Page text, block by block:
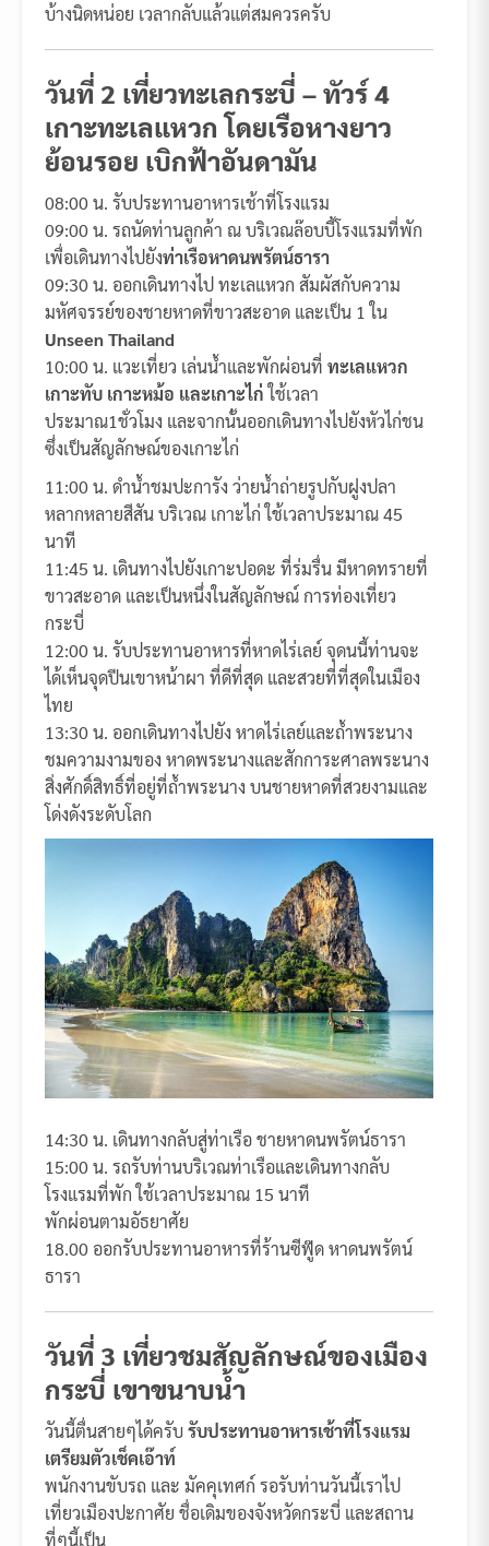
บ้างนิดหน่อย เวลากลับแล้วแต่สมควรครับ
วันที่ 2 เที่ยวทะเลกระบี่ – ทัวร์ 4
เกาะทะเลแหวก โดยเรือหางยาว
ย้อนรอย เบิกฟ้าอันดามัน
08:00 น. รับประทานอาหารเช้าที่โรงแรม
09:00 น. รถนัดท่านลูกค้า ณ บริเวณล๊อบบี้โรงแรมที่พัก
เพื่อเดินทางไปยังท่าเรือหาดนพรัตน์ธารา
09:30 น. ออกเดินทางไป ทะเลแหวก สัมผัสกับความ
มหัศจรรย์ของชายหาดที่ขาวสะอาด และเป็น 1 ใน
Unseen Thailand
10:00 น. แวะเที่ยว เล่นน้ำและพักผ่อนที่ ทะเลแหวก
เกาะทับ เกาะหม้อ และเกาะไก่ใช้เวลา
ประมาณ1ชั่วโมง และจากนั้นออกเดินทางไปยังหัวไก่ชน
ซึ่งเป็นสัญลักษณ์ของเกาะไก่
11:00 น. ดำน้ำชมปะการัง ว่ายน้ำถ่ายรูปกับฝูงปลา
หลากหลายสีสัน บริเวณ เกาะไก่ ใช้เวลาประมาณ 45
นาที
11:45 น. เดินทางไปยังเกาะปอดะ ที่ร่มรื่น มีหาดทรายที่
ขาวสะอาด และเป็นหนึ่งในสัญลักษณ์ การท่องเที่ยว
กระบี่
12:00 น. รับประทานอาหารที่หาดไร่เลย์ จุดนนี้ท่านจะ
ได้เห็นจุดปีนเขาหน้าผา ที่ดีที่สุด และสวยที่ที่สุดในเมือง
ไทย
13:30 น. ออกเดินทางไปยัง หาดไร่เลย์และถ้ำพระนาง
ชมความงามของ หาดพระนางและสักการะศาลพระนาง
สิ่งศักดิ์สิทธิ์ที่อยู่ที่ถ้ำพระนาง บนชายหาดที่สวยงามและ
โด่งดังระดับโลก
14:30 น. เดินทางกลับสู่ท่าเรือ ชายหาดนพรัตน์ธารา
15:00 น. รถรับท่านบริเวณท่าเรือและเดินทางกลับ
โรงแรมที่พัก ใช้เวลาประมาณ 15 นาที
พักผ่อนตามอัธยาศัย
18.00 ออกรับประทานอาหารที่ร้านซีฟู๊ด หาดนพรัตน์
ธารา
วันที่ 3 เที่ยวชมสัญลักษณ์ของเมือง
กระบี่ เขาขนาบน้ำ
วันนี้ตื่นสายๆได้ครับรับประทานอาหารเช้าที่โรงแรม
เตรียมตัวเช็คเอ๊าท์
พนักงานขับรถ และ มัคคุเทศก์ รอรับท่านวันนี้เราไป
เที่ยวเมืองปะกาศัย ชื่อเดิมของจังหวัดกระบี่ และสถาน
ที่ๆนี้เป็น